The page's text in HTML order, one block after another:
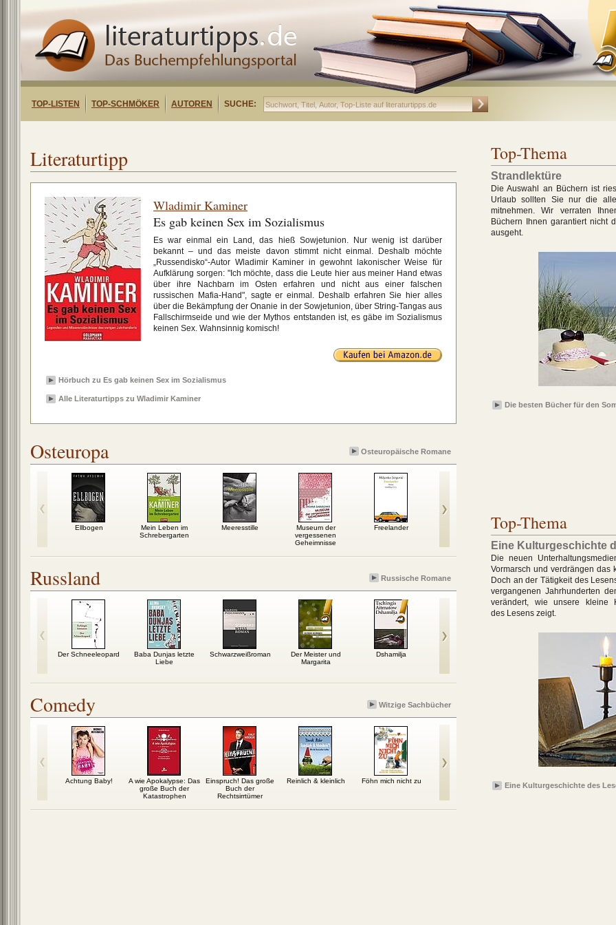
TOP-LISTEN TOP-SCHMÖKER AUTOREN SUCHE:
Literaturtipp
Wladimir Kaminer
Es gab keinen Sex im Sozialismus
Es war einmal ein Land, das hieß Sowjetunion. Nur wenig ist darüber
bekannt – und das meiste davon stimmt nicht einmal. Deshalb möchte
„Russendisko“-Autor Wladimir Kaminer in gewohnt lakonischer Weise für
Aufklärung sorgen: "Ich möchte, dass die Leute hier aus meiner Hand etwas
über ihre Nachbarn im Osten erfahren und nicht aus einer falschen
russischen Mafia-Hand", sagte er einmal. Deshalb erfahren Sie hier alles
über die Bekämpfung der Onanie in der Sowjetunion, über String-Tangas aus
Fallschirmseide und wie der Mythos entstanden ist, es gäbe im Sozialismus
keinen Sex. Wahnsinnig komisch!
Hörbuch zu Es gab keinen Sex im Sozialismus
Alle Literaturtipps zu Wladimir Kaminer
Osteuropa Osteuropäische Romane
Ellbogen
Mein Leben im
Schrebergarten
Meeresstille
Museum der
vergessenen
Geheimnisse
Freelander
Was geschah,
während wir schliefen
Georgs Sorgen um die
Vergangenheit
Russland Russische Romane
Der Schneeleopard
Baba Dunjas letzte
Liebe
Schwarzweißroman
Der Meister und
Margarita
Dshamilja
Comedy Witzige Sachbücher
Achtung Baby!
A wie Apokalypse: Das
große Buch der
Katastrophen
Einspruch! Das große
Buch der
Rechtsirrtümer
Reinlich & kleinlich Föhn mich nicht zu Hummeldumm
brauchen Sie nicht
Top-Thema
Strandlektüre
Die Auswahl an Büchern ist
Urlaub sollten Sie nur die
mitnehmen. Wir verraten
Büchern Ihnen garantiert nicht
ausgeht.
Die besten Bücher für den
Top-Thema
Eine Kulturgeschichte
Die neuen
Vormarsch und verdrängen das
Doch an der Tätigkeit des
vergangenen Jahrhunderten
verändert, wie unsere kleine
des Lesens zeigt.
Eine Kulturgeschichte des